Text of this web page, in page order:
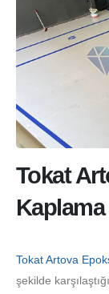
Tokat
Tokat Artova
şekilde